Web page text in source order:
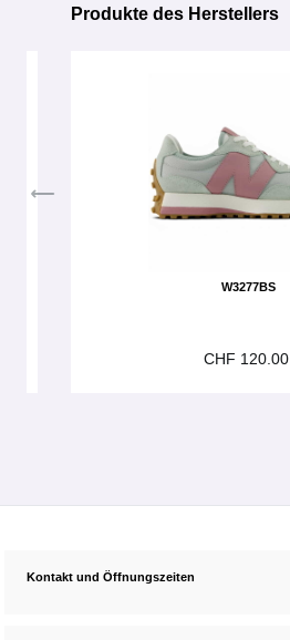
Produktgalerie überspringen
Produkte des Herstellers
W3277BS
CHF 120.00
Kontakt und Öffnungszeiten